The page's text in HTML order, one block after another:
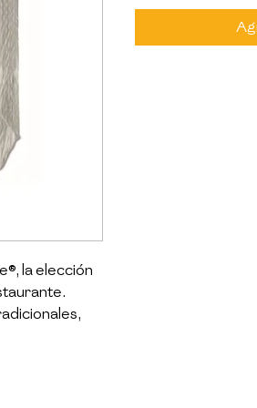
la elección